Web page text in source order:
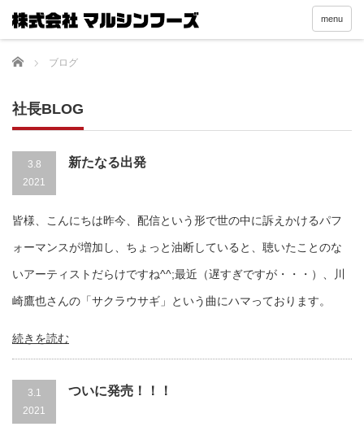
menu
Home ブログ
社長BLOG
3.8
2021
新たなる出発
皆様、こんにちは昨今、配信という形で世の中に訴えかけるパフ
ォーマンスが増加し、ちょっと油断していると、聴いたことのな
いアーティストだらけですね^^;最近（遅すぎですが・・・）、川
崎鷹也さんの「サクラウサギ」という曲にハマっております。
続きを読む
3.1
2021
ついに発売！！！